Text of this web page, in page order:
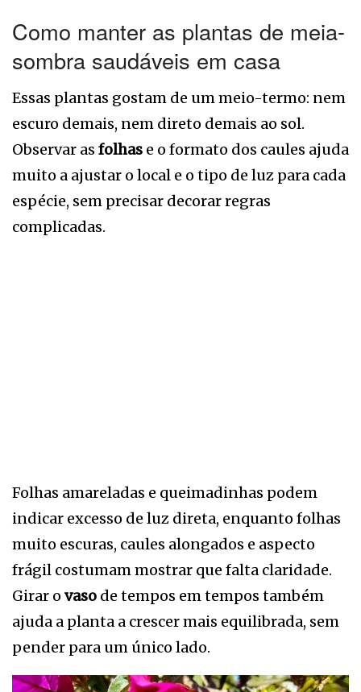
Como manter as plantas de meia-
sombra saudáveis em casa
Essas plantas gostam de um meio-termo: nem
escuro demais, nem direto demais ao sol.
Observar as folhas e o formato dos caules ajuda
muito a ajustar o local e o tipo de luz para cada
espécie, sem precisar decorar regras
complicadas.
Folhas amareladas e queimadinhas podem
indicar excesso de luz direta, enquanto folhas
muito escuras, caules alongados e aspecto
frágil costumam mostrar que falta claridade.
Girar o vaso de tempos em tempos também
ajuda a planta a crescer mais equilibrada, sem
pender para um único lado.